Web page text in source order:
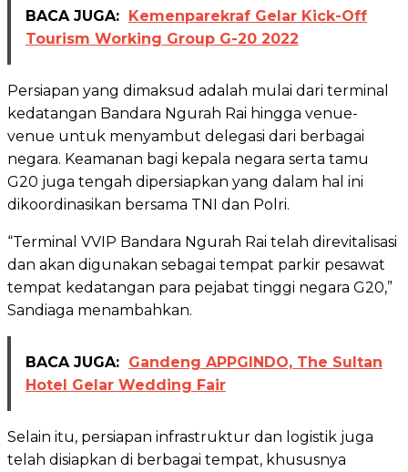
BACA JUGA: Kemenparekraf Gelar Kick-Off
Tourism Working Group G-20 2022
Persiapan yang dimaksud adalah mulai dari terminal
kedatangan Bandara Ngurah Rai hingga venue-
venue untuk menyambut delegasi dari berbagai
negara. Keamanan bagi kepala negara serta tamu
G20 juga tengah dipersiapkan yang dalam hal ini
dikoordinasikan bersama TNI dan Polri.
“Terminal VVIP Bandara Ngurah Rai telah direvitalisasi
dan akan digunakan sebagai tempat parkir pesawat
tempat kedatangan para pejabat tinggi negara G20,”
Sandiaga menambahkan.
BACA JUGA: Gandeng APPGINDO, The Sultan
Hotel Gelar Wedding Fair
Selain itu, persiapan infrastruktur dan logistik juga
telah disiapkan di berbagai tempat, khususnya